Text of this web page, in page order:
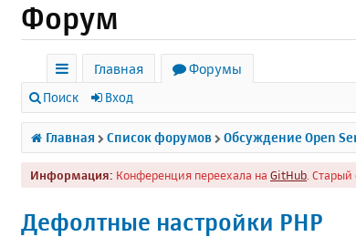
Форум
с
ы
л
к
и
Главная
Форумы
Поиск Вход
Главная Список форумов Обсуждение Open
Информация: Конференция переехала на GitHub .
Дефолтные настройки PHP